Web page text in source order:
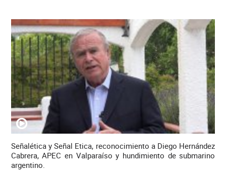
Señalética y Señal Etica, reconocimiento a Diego Hernández
Cabrera, APEC en Valparaíso y hundimiento de submarino
argentino.